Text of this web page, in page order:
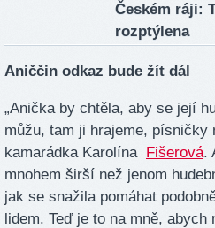
Českém ráji:
rozptýlena
Aniččin odkaz bude žít dál
„Anička by chtěla, aby se její
můžu, tam ji hrajeme,
kamarádka Karolína Fišerová.
mnohem širší než jenom
jak se snažila pomáhat
lidem. Teď je to na mně, abych